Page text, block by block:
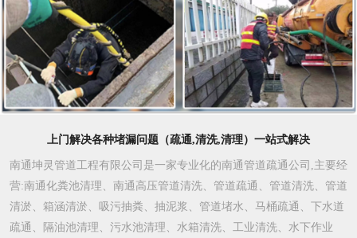
上门解决各种堵漏问题（疏通,清洗,清理）一站式解决
南通坤灵管道工程有限公司是一家专业化的南通管道疏通公司,主要经
营:南通化粪池清理、南通高压管道清洗、管道疏通、管道清洗、管道
清淤、箱涵清淤、吸污抽粪、抽泥浆、管道堵水、马桶疏通、下水道
疏通、隔油池清理、污水池清理、水箱清洗、工业清洗、水下作业